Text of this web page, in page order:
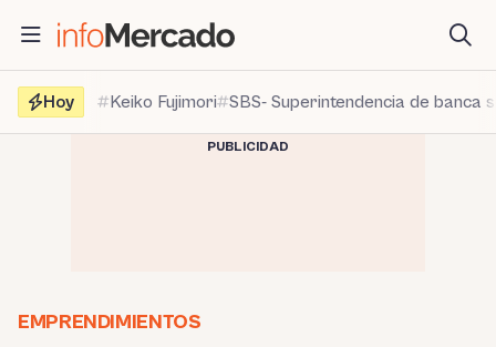
contenido
Hoy
Keiko Fujimori SBS- Superintendencia de banca
PUBLICIDAD
EMPRENDIMIENTOS